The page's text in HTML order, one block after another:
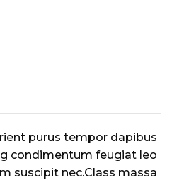
purus tempor dapibus
condimentum feugiat leo
suscipit nec.Class massa